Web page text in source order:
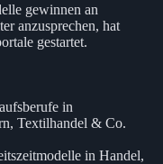
gewinnen an
anzusprechen, hat
gestartet.
in
Textilhandel & Co.
in Handel,